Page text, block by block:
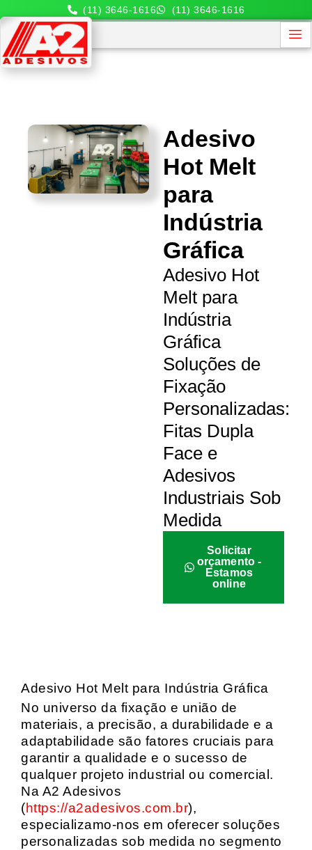
(11) 3646-1616 (11) 3646-1616
Adesivo
Hot Melt
para
Indústria
Gráfica
Adesivo Hot
Melt para
Indústria
Gráfica
Soluções de
Fixação
Personalizadas:
Fitas Dupla
Face e
Adesivos
Industriais Sob
Medida
Solicitar
orçamento -
Estamos
online
Adesivo Hot Melt para Indústria Gráfica
No universo da fixação e união de
materiais, a precisão, a durabilidade e a
adaptabilidade são fatores cruciais para
garantir a qualidade e o sucesso de
qualquer projeto industrial ou comercial.
Na A2 Adesivos
(https://a2adesivos.com.br),
especializamo-nos em oferecer soluções
personalizadas sob medida no segmento